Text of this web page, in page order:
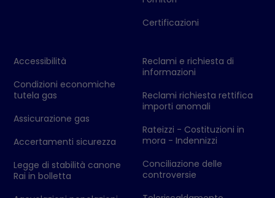
Certificazioni
Accessibilità
Condizioni economiche
tutela gas
Assicurazione gas
Accertamenti sicurezza
Legge di stabilità canone
Rai in bolletta
Reclami e richiesta di
informazioni
Reclami richiesta rettifica
importi anomali
Rateizzi - Costituzioni in
mora - Indennizzi
Conciliazione delle
controversie